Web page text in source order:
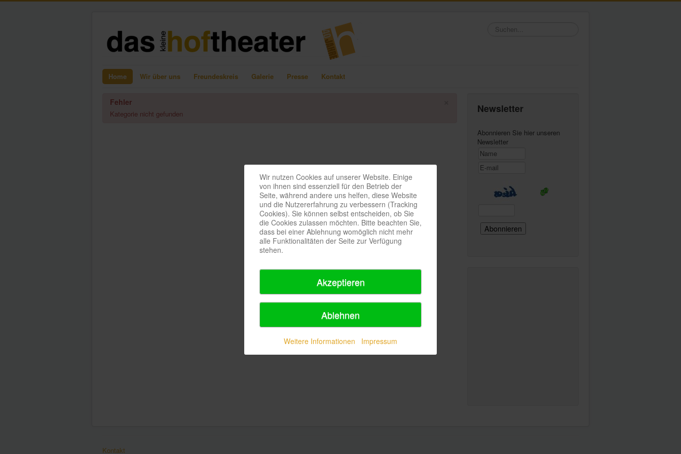
Suchen...
Home Wir über uns Freundeskreis Galerie Presse Kontakt
Fehler
Kategorie nicht gefunden Newsletter
Abonnieren Sie hier unseren
Newsletter
Kontakt
Wir nutzen Cookies auf unserer Website. Einige
von ihnen sind essenziell für den Betrieb der
Seite, während andere uns helfen, diese Website
und die Nutzererfahrung zu verbessern (Tracking
Cookies). Sie können selbst entscheiden, ob Sie
die Cookies zulassen möchten. Bitte beachten Sie,
dass bei einer Ablehnung womöglich nicht mehr
alle Funktionalitäten der Seite zur Verfügung
stehen.
Akzeptieren
Ablehnen
Weitere Informationen Impressum